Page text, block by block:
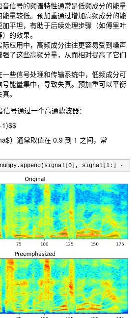
音信号的频谱特性通常是低频成分的能量
量较低。预加重通过增加高频成分的能
平坦，有助于后续处理步骤（如傅里叶
的效果。
际应用中，高频成分往往更容易受到噪声
了这些高频分量，从而相对提高了它们
一些信号处理和传输系统中，低频成分可
能量集中，导致失真。预加重可以平衡
。
号通过一个高通滤波器：
1)$$
）通常取值在 0.9 到 1 之间，常
numpy.append(signal[0], signal[1:] -